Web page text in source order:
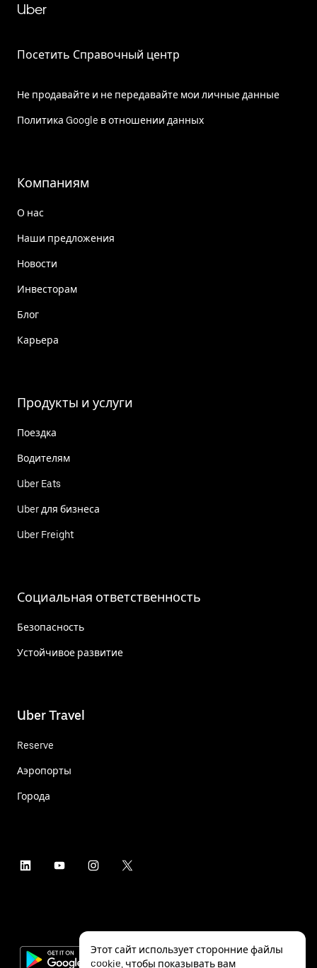
Uber
Посетить Справочный центр
Не продавайте и не передавайте мои личные данные
Политика Google в отношении данных
Компаниям
О нас
Наши предложения
Новости
Инвесторам
Блог
Карьера
Продукты и услуги
Поездка
Водителям
Uber Eats
Uber для бизнеса
Uber Freight
Социальная ответственность
Безопасность
Устойчивое развитие
Uber Travel
Reserve
Аэропорты
Города
Этот сайт использует сторонние файлы
cookie, чтобы показывать вам